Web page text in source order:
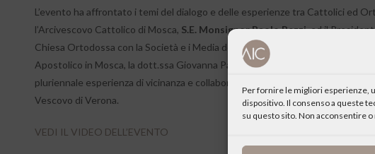
Per fornire le migliori esperienze,
dispositivo. Il consenso a queste
su questo sito. Non acconsentire
L’evento ha affrontato i temi del dialogo e delle esperienze tra Cattolici ed
l’Arcivescovo Cattolico di Mosca, S.E. Monsignor Paolo Pezzi,ed il
Chiesa Ortodossa con la Società e i Media del Patriarcato di Mosca,
Apostolico in Mosca, la dott.ssa Giovanna Parravicini, che Rappresenta anche
pluriennale esperienza di vicinanza e collaborazione con il Patriarcato di
Vescovo di Verona.
VEDI IL VIDEO DELL’EVENTO